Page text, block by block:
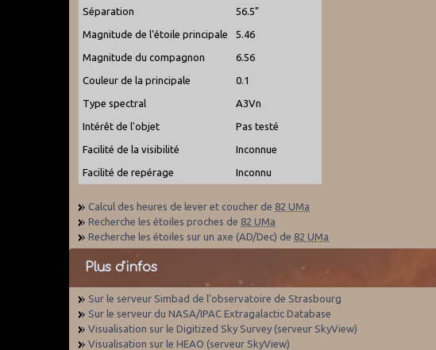
Séparation 56.5"
Magnitude de l'étoile principale 5.46
Magnitude du compagnon 6.56
Couleur de la principale 0.1
Type spectral A3Vn
Intérêt de l'objet Pas testé
Facilité de la visibilité Inconnue
Facilité de repérage Inconnu
Calcul des heures de lever et coucher de 82 UMa
Recherche les étoiles proches de 82 UMa
Recherche les étoiles sur un axe (AD/Dec) de 82 UMa
Plus d'infos
Sur le serveur Simbad de l'observatoire de Strasbourg
Sur le serveur du NASA/IPAC Extragalactic Database
Visualisation sur le Digitized Sky Survey (serveur SkyView)
Visualisation sur le HEAO (serveur SkyView)